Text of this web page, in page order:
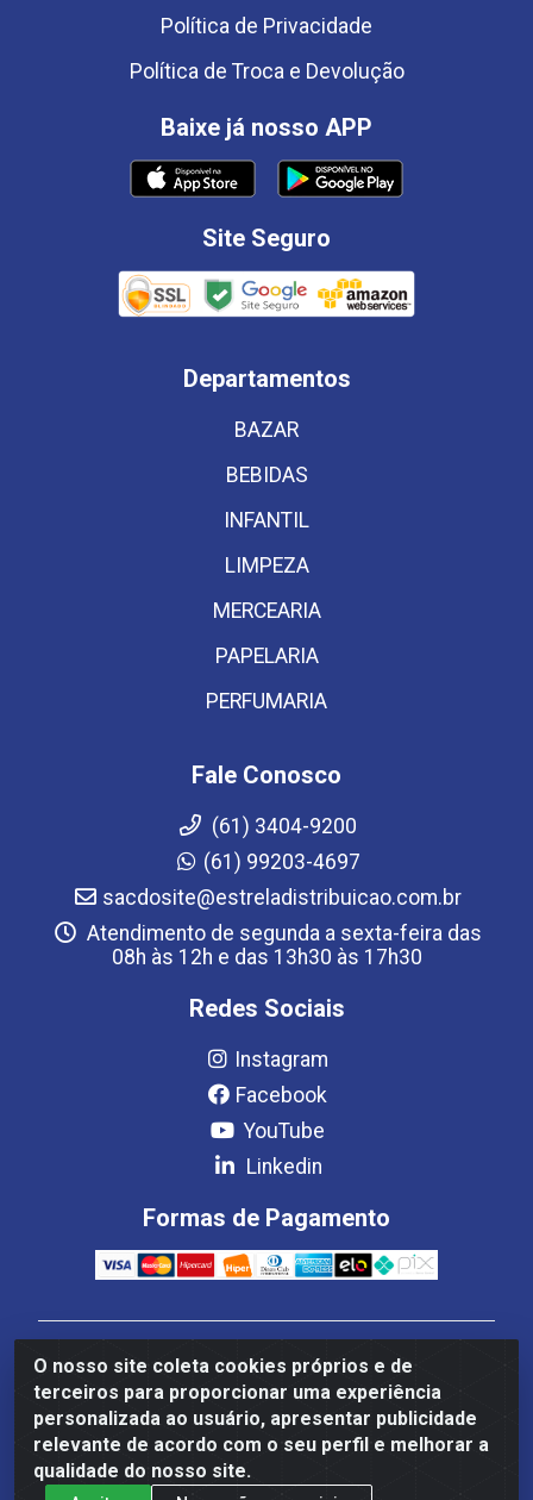
O nosso site coleta cookies próprios e de
terceiros para proporcionar uma experiência
personalizada ao usuário, apresentar publicidade
relevante de acordo com o seu perfil e melhorar a
qualidade do nosso site.
Política de Privacidade
Política de Troca e Devolução
Baixe já nosso APP
Site Seguro
Departamentos
BAZAR
BEBIDAS
INFANTIL
LIMPEZA
MERCEARIA
PAPELARIA
PERFUMARIA
Fale Conosco
(61) 3404-9200
(61) 99203-4697
sacdosite@estreladistribuicao.com.br
Atendimento de segunda a sexta-feira das
08h às 12h e das 13h30 às 17h30
Redes Sociais
Instagram
Facebook
YouTube
Linkedin
Formas de Pagamento
Estrela Distribuição LTDA - CNPJ 08.691.096/0001-93 -
Setor Setor de Industria Qi 22 Lt 7, 9, 11, 13, 14 Ao 32,
S/NC - Setor Industrial Ceilândia, Brasília/DF - CEP
72265-220